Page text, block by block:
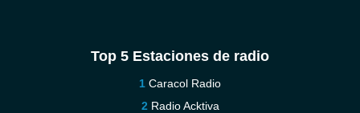
Top 5 Estaciones de radio
Caracol Radio
Radio Acktiva